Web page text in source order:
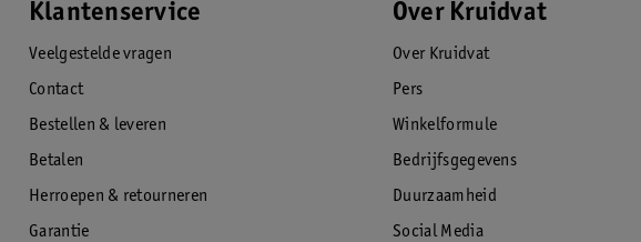
Klantenservice
Veelgestelde vragen
Contact
Bestellen & leveren
Betalen
Herroepen & retourneren
Garantie
Over Kruidvat
Over Kruidvat
Pers
Winkelformule
Bedrijfsgegevens
Duurzaamheid
Social Media